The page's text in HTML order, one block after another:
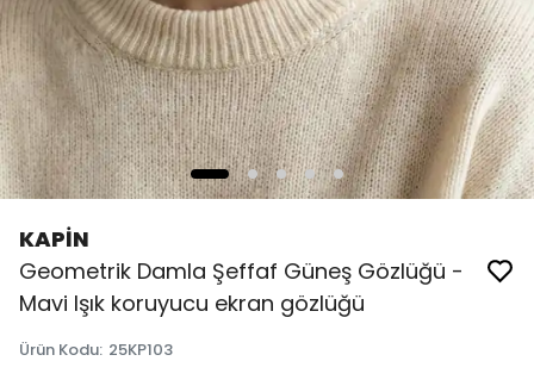
KAPİN
Geometrik Damla Şeffaf Güneş Gözlüğü -
Mavi Işık koruyucu ekran gözlüğü
Ürün Kodu: 25KP103